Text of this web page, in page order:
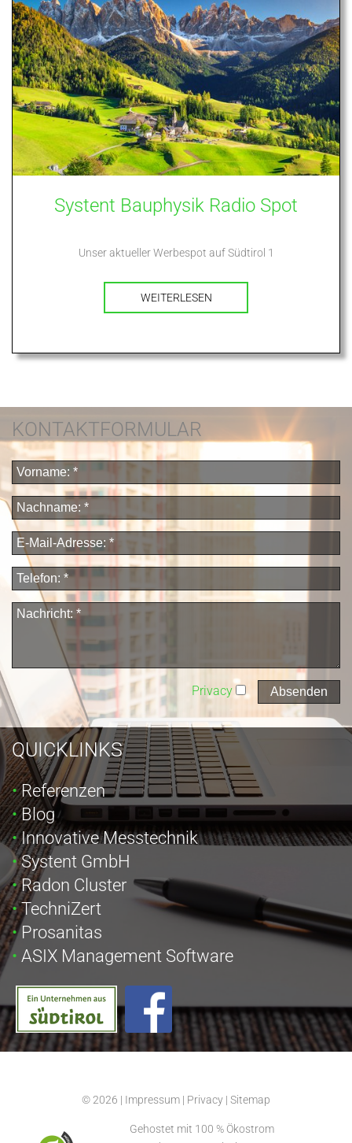
Systent Bauphysik Radio Spot
Unser aktueller Werbespot auf Südtirol 1
WEITERLESEN
KONTAKTFORMULAR
Privacy
QUICKLINKS
Referenzen
Blog
Innovative Messtechnik
Systent GmbH
Radon Cluster
TechniZert
Prosanitas
ASIX Management Software
© 2026 | Impressum | Privacy | Sitemap
Gehostet mit 100 % Ökostrom